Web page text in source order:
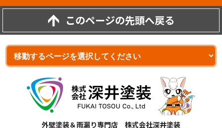
このページの先頭へ戻る
外壁塗装＆雨漏り専門店 株式会社深井塗装